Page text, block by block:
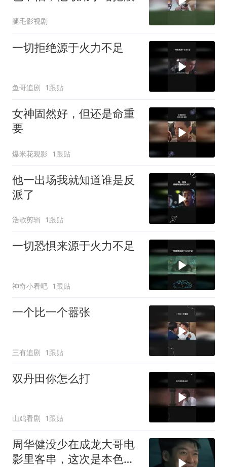
腿毛影视剧
一切拒绝源于火力不足
鱼哥追剧 1跟贴
女神固然好，但还是命重
要
爆米花观影 1跟贴
他一出场我就知道谁是反
派了
浩歌剪辑 1跟贴
一切恐惧来源于火力不足
神奇小看吧 1跟贴
一个比一个嚣张
三有追剧 1跟贴
双丹田你怎么打
山鸡看剧 1跟贴
周华健没少在成龙大哥电
影里客串，这次是本色出